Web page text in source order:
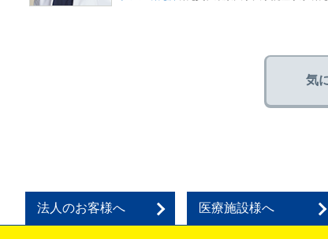
気
法人のお客様へ 医療施設様へ